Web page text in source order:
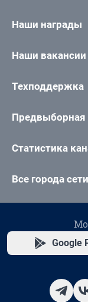
Наши награды
Наши вакансии
Техподдержка
Предвыборная
Статистика
Все города сети
Google